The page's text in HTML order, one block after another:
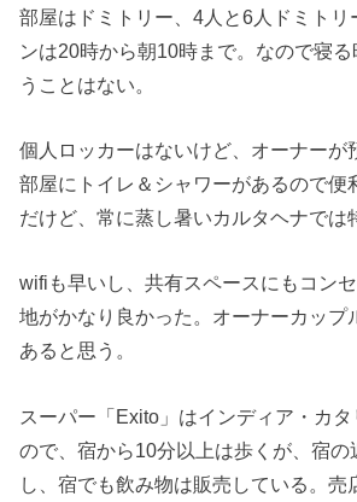
部屋はドミトリー、4人と6人ドミトリ
ンは20時から朝10時まで。なので寝
うことはない。
個人ロッカーはないけど、オーナーが
部屋にトイレ＆シャワーがあるので便
だけど、常に蒸し暑いカルタヘナでは
wifiも早いし、共有スペースにもコン
地がかなり良かった。オーナーカップ
あると思う。
スーパー「Exito」はインディア・カ
ので、宿から10分以上は歩くが、宿の
し、宿でも飲み物は販売している。売